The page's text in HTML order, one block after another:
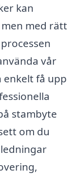
kan
med rätt
vår
få upp
stambyte
om du